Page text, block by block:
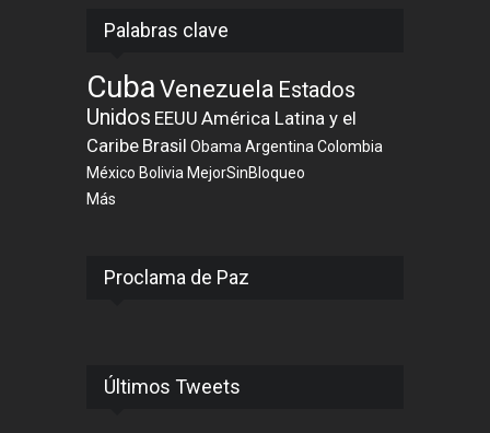
Palabras clave
CubaVenezuela Estados
Unidos EEUU América Latina y el
Caribe Brasil Obama Argentina Colombia
México Bolivia MejorSinBloqueo
Más
Proclama de Paz
Últimos Tweets